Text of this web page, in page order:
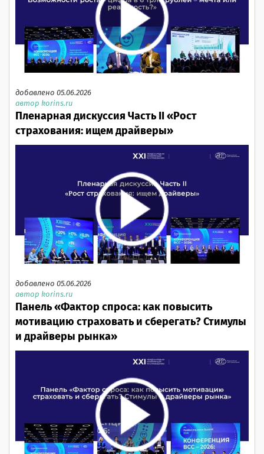
добавлено 05.06.2026
автор korins.ru
Пленарная дискуссия Часть II «Рост
страхования: ищем драйверы»
добавлено 05.06.2026
автор korins.ru
Панель «Фактор спроса: как повысить
мотивацию страховать и сберегать? Стимулы
и драйверы рынка»